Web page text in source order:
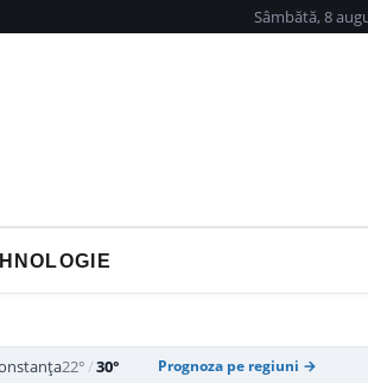
Sâmbătă, 8
22°/30° Prognoza pe regiuni →